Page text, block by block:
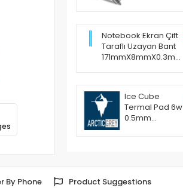
Notebook Ekran Çift
Taraflı Uzayan Bant
171mmX8mmX0.3mm
Ice Cube
Termal Pad 6w
0.5mm
By Phone Product Suggestions